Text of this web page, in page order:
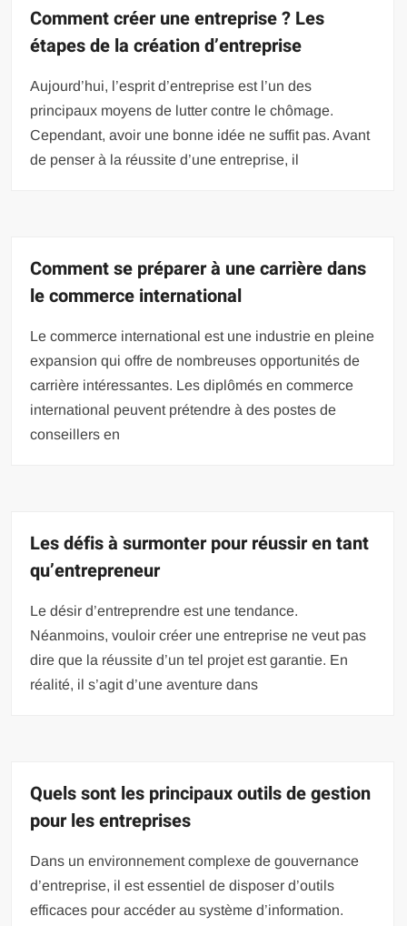
Comment créer une entreprise ? Les
étapes de la création d’entreprise
Aujourd’hui, l’esprit d’entreprise est l’un des
principaux moyens de lutter contre le chômage.
Cependant, avoir une bonne idée ne suffit pas. Avant
de penser à la réussite d’une entreprise, il
Comment se préparer à une carrière dans
le commerce international
Le commerce international est une industrie en pleine
expansion qui offre de nombreuses opportunités de
carrière intéressantes. Les diplômés en commerce
international peuvent prétendre à des postes de
conseillers en
Les défis à surmonter pour réussir en tant
qu’entrepreneur
Le désir d’entreprendre est une tendance.
Néanmoins, vouloir créer une entreprise ne veut pas
dire que la réussite d’un tel projet est garantie. En
réalité, il s’agit d’une aventure dans
Quels sont les principaux outils de gestion
pour les entreprises
Dans un environnement complexe de gouvernance
d’entreprise, il est essentiel de disposer d’outils
efficaces pour accéder au système d’information.